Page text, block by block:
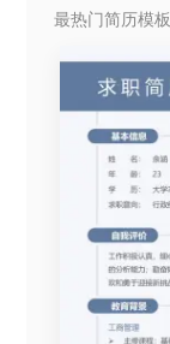
最热门简历模板